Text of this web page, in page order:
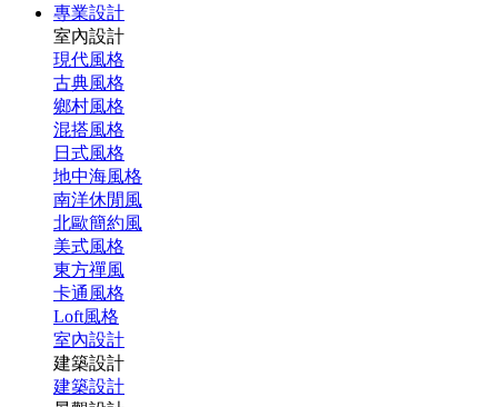
專業設計
室內設計
現代風格
古典風格
鄉村風格
混搭風格
日式風格
地中海風格
南洋休閒風
北歐簡約風
美式風格
東方禪風
卡通風格
Loft風格
室內設計
建築設計
建築設計